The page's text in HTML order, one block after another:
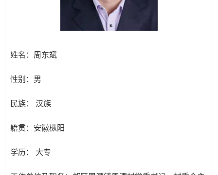
姓名： 周东斌
性别： 男
民族： 汉族
籍贯： 安徽枞阳
学历： 大专